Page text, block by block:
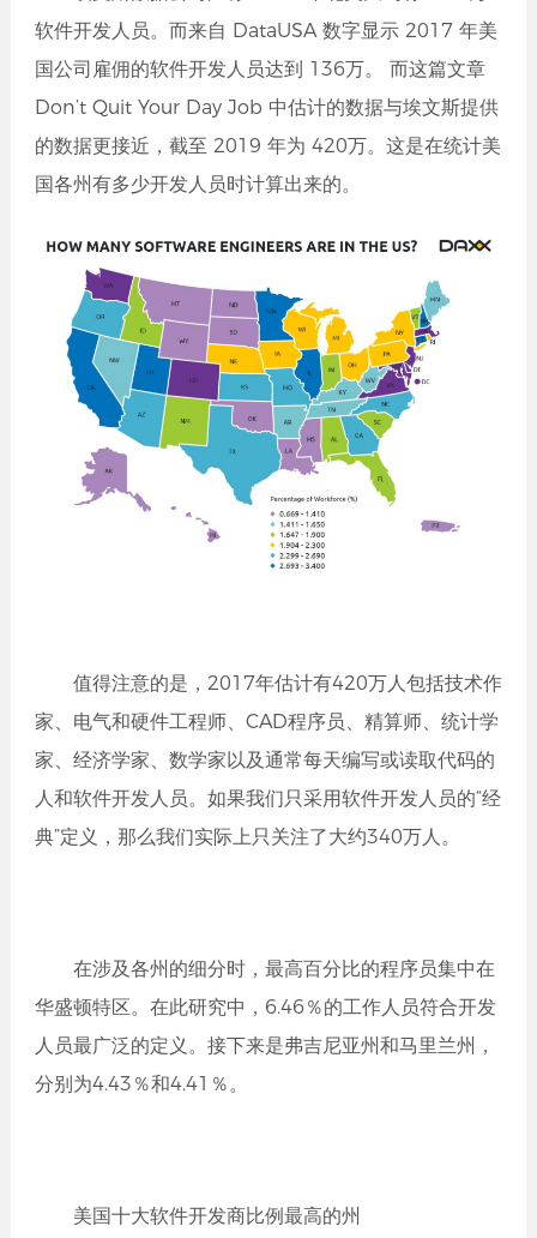
软件开发人员。而来自 DataUSA 数字显示 2017 年美
国公司雇佣的软件开发人员达到 136万。 而这篇文章
Don’t Quit Your Day Job 中估计的数据与埃文斯提供
的数据更接近，截至 2019 年为 420万。这是在统计美
国各州有多少开发人员时计算出来的。
值得注意的是，2017年估计有420万人包括技术作
家、电气和硬件工程师、CAD程序员、精算师、统计学
家、经济学家、数学家以及通常每天编写或读取代码的
人和软件开发人员。如果我们只采用软件开发人员的“经
典”定义，那么我们实际上只关注了大约340万人。
在涉及各州的细分时，最高百分比的程序员集中在
华盛顿特区。在此研究中，6.46％的工作人员符合开发
人员最广泛的定义。接下来是弗吉尼亚州和马里兰州，
分别为4.43％和4.41％。
美国十大软件开发商比例最高的州